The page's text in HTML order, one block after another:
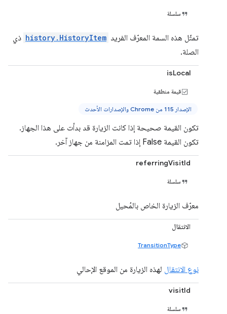
سلسلة
تمثّل هذه السمة المعرّف الفريد history.HistoryItem ذي
الصلة.
isLocal
قيمة منطقية
الإصدار 115 من Chrome والإصدارات الأحدث
تكون القيمة صحيحة إذا كانت الزيارة قد بدأت على هذا الجهاز.
تكون القيمة False إذا تمت المزامنة من جهاز آخر.
referringVisitId
سلسلة
معرّف الزيارة الخاص بالمُحيل
الانتقال
TransitionType
نوع الانتقال لهذه الزيارة من الموقع الإحالي
visitId
سلسلة